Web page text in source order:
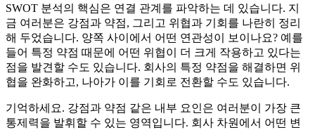
SWOT 분석의 핵심은 연결 관계를 파악하는 데 있습니다. 지
금 여러분은 강점과 약점, 그리고 위협과 기회를 나란히 정리
해 두었습니다. 양쪽 사이에서 어떤 연관성이 보이나요? 예를
들어 특정 약점 때문에 어떤 위협이 더 크게 작용하고 있다는
점을 발견할 수도 있습니다. 회사의 특정 약점을 해결하면 위
협을 완화하고, 나아가 이를 기회로 전환할 수도 있습니다.
기억하세요. 강점과 약점 같은 내부 요인은 여러분이 가장 큰
통제력을 발휘할 수 있는 영역입니다. 회사 차원에서 어떤 변